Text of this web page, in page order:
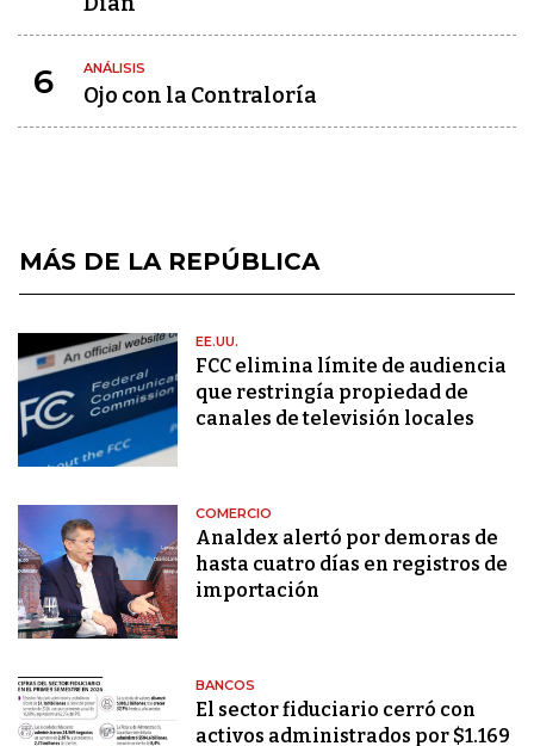
6 ANÁLISIS
Ojo con la Contraloría
MÁS DE LA REPÚBLICA
EE.UU.
FCC elimina límite de audiencia
que restringía propiedad de
canales de televisión locales
COMERCIO
Analdex alertó por demoras de
hasta cuatro días en registros de
importación
BANCOS
El sector fiduciario cerró con
activos administrados por $1.169